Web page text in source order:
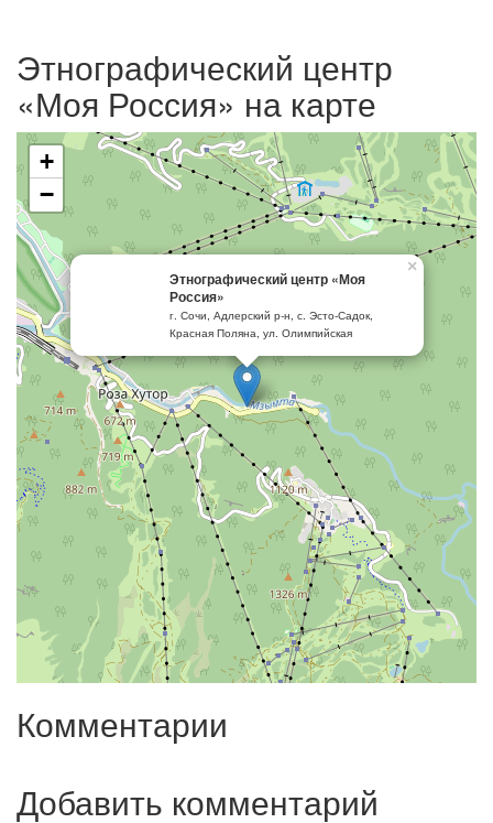
Этнографический центр
«Моя Россия» на карте
Этнографический центр «Моя
Россия»
г. Сочи, Адлерский р-н, с. Эсто-Садок,
Красная Поляна, ул. Олимпийская
×
+
−
Комментарии
Добавить комментарий